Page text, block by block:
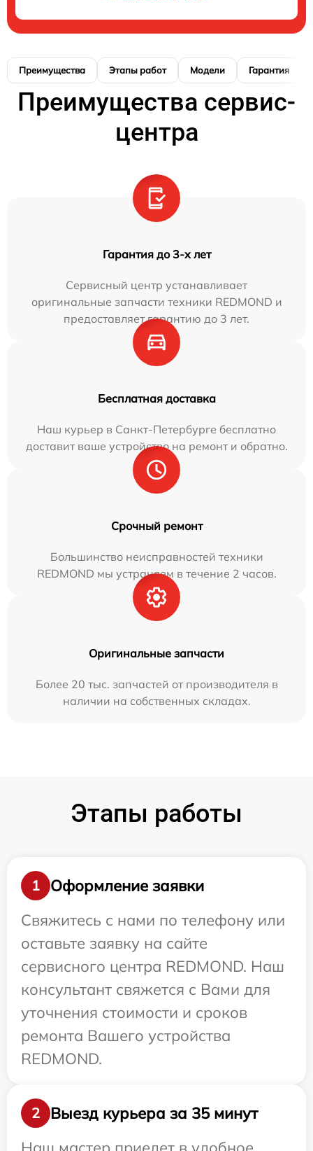
Преимущества Этапы работ Модели Гарантия
Преимущества сервис-
центра
Гарантия до 3-х лет
Сервисный центр устанавливает
оригинальные запчасти техники REDMOND и
предоставляет гарантию до 3 лет.
Бесплатная доставка
Наш курьер в Санкт-Петербурге бесплатно
доставит ваше устройство на ремонт и обратно.
Срочный ремонт
Большинство неисправностей техники
REDMOND мы устраняем в течение 2 часов.
Оригинальные запчасти
Более 20 тыс. запчастей от производителя в
наличии на собственных складах.
Этапы работы
1
Оформление заявки
Свяжитесь с нами по телефону или
оставьте заявку на сайте
сервисного центра REDMOND. Наш
консультант свяжется с Вами для
уточнения стоимости и сроков
ремонта Вашего устройства
REDMOND.
2
Выезд курьера за 35 минут